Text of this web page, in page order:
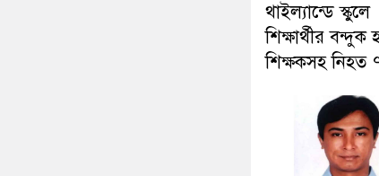
থাইল্যান্ডে স্কুলে
শিক্ষার্থীর বন্দুক
শিক্ষকসহ নিহত